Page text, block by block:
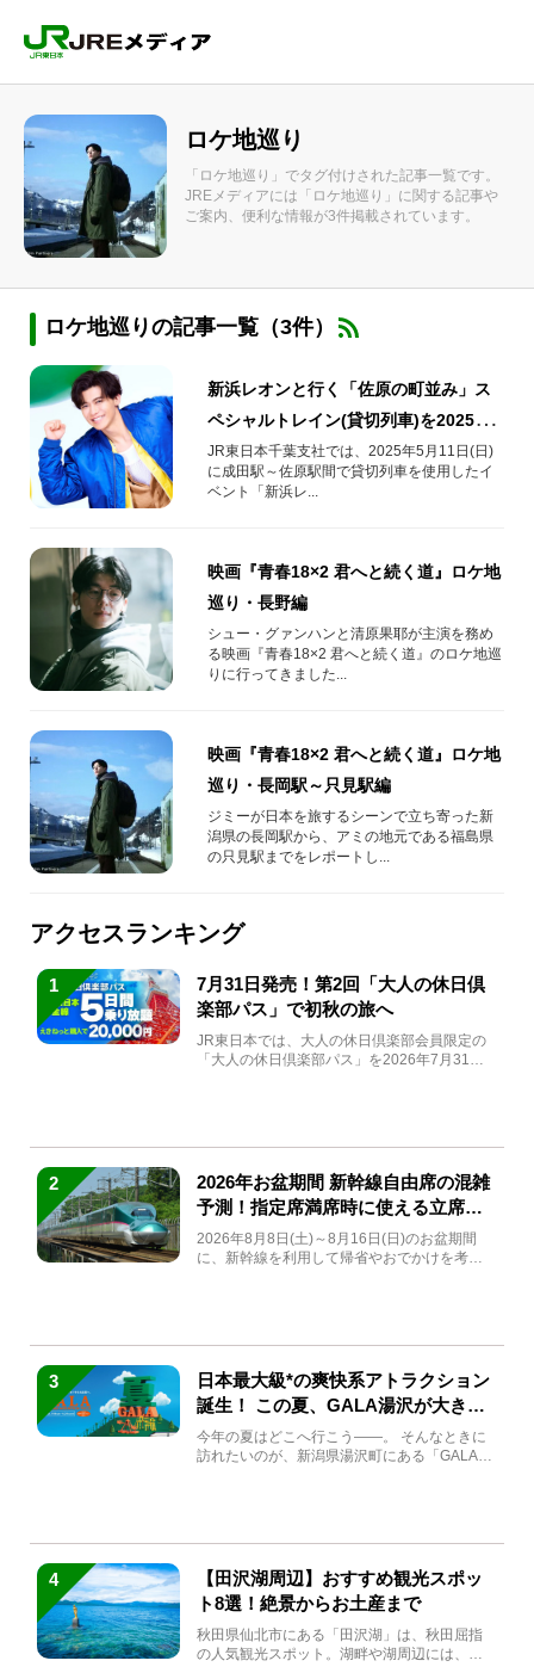
ロケ地巡り
「ロケ地巡り」でタグ付けされた記事一覧です。
JREメディアには「ロケ地巡り」に関する記事や
ご案内、便利な情報が3件掲載されています。
ロケ地巡りの記事一覧（3件）
新浜レオンと行く「佐原の町並み」ス
ペシャルトレイン(貸切列車)を2025年5
月11日(日)に運行します！
JR東日本千葉支社では、2025年5月11日(日)
に成田駅～佐原駅間で貸切列車を使用したイ
ベント「新浜レ...
映画『青春18×2 君へと続く道』ロケ地
巡り・長野編
シュー・グァンハンと清原果耶が主演を務め
る映画『青春18×2 君へと続く道』のロケ地巡
りに行ってきました...
映画『青春18×2 君へと続く道』ロケ地
巡り・長岡駅～只見駅編
ジミーが日本を旅するシーンで立ち寄った新
潟県の長岡駅から、アミの地元である福島県
の只見駅までをレポートし...
アクセスランキング
1
7月31日発売！第2回「大人の休日倶
楽部パス」で初秋の旅へ
JR東日本では、大人の休日倶楽部会員限定の
「大人の休日倶楽部パス」を2026年7月31日
2
2026年お盆期間 新幹線自由席の混雑
予測！指定席満席時に使える立席特
急券も解説
2026年8月8日(土)～8月16日(日)のお盆期間
に、新幹線を利用して帰省やおでかけを考え
3
日本最大級*の爽快系アトラクション
誕生！ この夏、GALA湯沢が大きく
生まれ変わる
今年の夏はどこへ行こう――。 そんなときに
訪れたいのが、新潟県湯沢町にある「GALA湯
4
【田沢湖周辺】おすすめ観光スポッ
ト8選！絶景からお土産まで
秋田県仙北市にある「田沢湖」は、秋田屈指
の人気観光スポット。湖畔や湖周辺には、田